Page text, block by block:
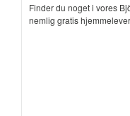
Finder du noget i vores
nemlig gratis